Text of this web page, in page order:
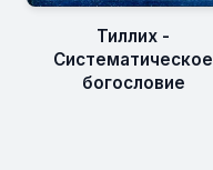
Тиллих -
Систематическое
богословие